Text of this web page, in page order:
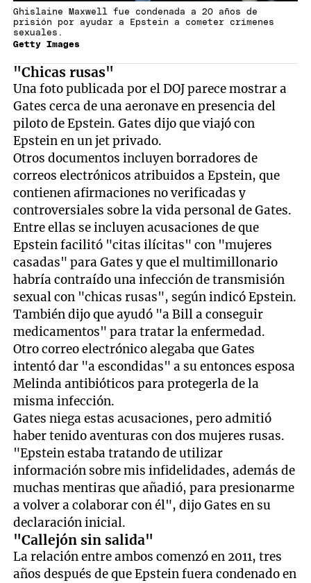
Getty Images
Ghislaine Maxwell fue condenada a 20 años de
prisión por ayudar a Epstein a cometer crímenes
sexuales.
"Chicas rusas"
Una foto publicada por el DOJ parece mostrar a
Gates cerca de una aeronave en presencia del
piloto de Epstein. Gates dijo que viajó con
Epstein en un jet privado.
Otros documentos incluyen borradores de
correos electrónicos atribuidos a Epstein, que
contienen afirmaciones no verificadas y
controversiales sobre la vida personal de Gates.
Entre ellas se incluyen acusaciones de que
Epstein facilitó "citas ilícitas" con "mujeres
casadas" para Gates y que el multimillonario
habría contraído una infección de transmisión
sexual con "chicas rusas", según indicó Epstein.
También dijo que ayudó "a Bill a conseguir
medicamentos" para tratar la enfermedad.
Otro correo electrónico alegaba que Gates
intentó dar "a escondidas" a su entonces esposa
Melinda antibióticos para protegerla de la
misma infección.
Gates niega estas acusaciones, pero admitió
haber tenido aventuras con dos mujeres rusas.
"Epstein estaba tratando de utilizar
información sobre mis infidelidades, además de
muchas mentiras que añadió, para presionarme
a volver a colaborar con él", dijo Gates en su
declaración inicial.
"Callejón sin salida"
La relación entre ambos comenzó en 2011, tres
años después de que Epstein fuera condenado en